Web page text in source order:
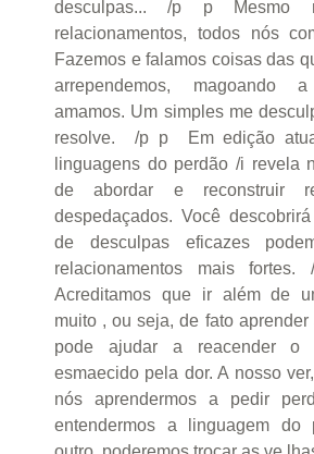
desculpas... /p p Mesmo
relacionamentos, todos nós
Fazemos e falamos coisas das
arrependemos, magoando
amamos. Um simples me
resolve. /p p Em edição
linguagens do perdão /i revela
de abordar e reconstruir
despedaçados. Você
de desculpas eficazes
relacionamentos mais
Acreditamos que ir além de
muito , ou seja, de fato aprender
pode ajudar a reacender o
esmaecido pela dor. A nosso
nós aprendermos a pedir
entendermos a linguagem do